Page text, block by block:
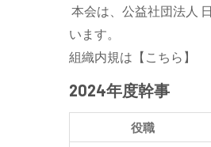
本会は、公益社団法人
います。
組織内規は【こちら】
2024年度幹事
役職